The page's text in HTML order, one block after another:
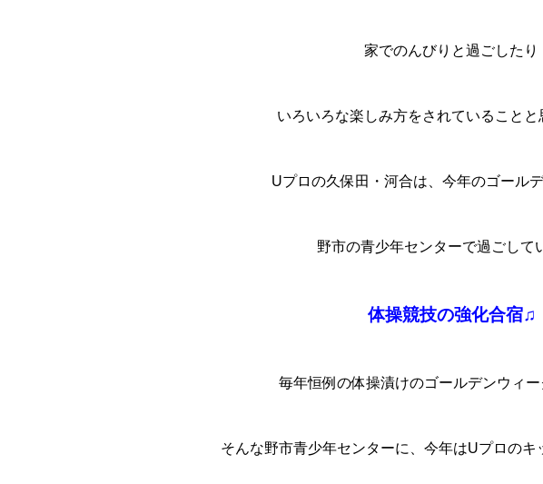
家でのんびりと過ごしたり
いろいろな楽しみ方をされていることと
Uプロの久保田・河合は、今年のゴール
野市の青少年センターで過ごして
体操競技の強化合宿♫
毎年恒例の体操漬けのゴールデンウィ
そんな野市青少年センターに、今年はUプロのキ